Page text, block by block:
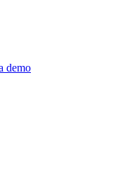
demo